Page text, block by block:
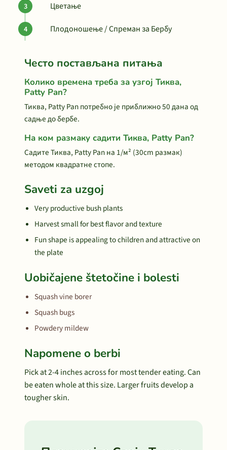
Цветање
Плодоношење / Спреман за Бербу
Често постављана питања
Колико времена треба за узгој Тиква,
Patty Pan?
Тиква, Patty Pan потребно је приближно 50 дана од
садње до бербе.
На ком размаку садити Тиква, Patty Pan?
Садите Тиква, Patty Pan на 1/м² (30cm размак)
методом квадратне стопе.
Saveti za uzgoj
Very productive bush plants
Harvest small for best flavor and texture
Fun shape is appealing to children and attractive on
the plate
Uobičajene štetočine i bolesti
Squash vine borer
Squash bugs
Powdery mildew
Napomene o berbi
Pick at 2-4 inches across for most tender eating. Can
be eaten whole at this size. Larger fruits develop a
tougher skin.